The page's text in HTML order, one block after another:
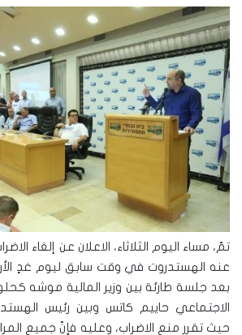
تمّ، مساء اليوم الثلاثاء، الاعلان عن إلغاء
عنه الهستدروت في وقت سابق ليوم غدٍ
بعد جلسة طارئة بين وزير المالية موشه
الاجتماعي حاييم كاتس وبين رئيس
حيث تقرر منع الاضراب، وعليه فإنّ جميع